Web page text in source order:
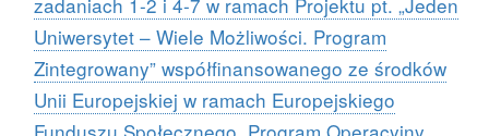
Uniwersytet – Wiele Możliwości. Program
Zintegrowany” współfinansowanego ze środków
Unii Europejskiej w ramach Europejskiego